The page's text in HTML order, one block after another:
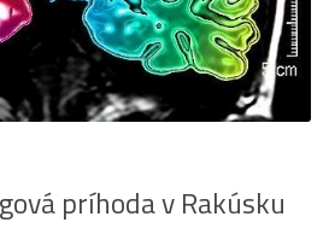
príhoda v Rakúsku